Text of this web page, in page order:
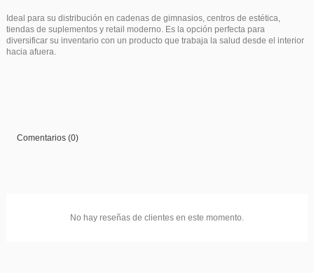
Ideal para su distribución en cadenas de gimnasios, centros de estética,
tiendas de suplementos y retail moderno. Es la opción perfecta para
diversificar su inventario con un producto que trabaja la salud desde el interior
hacia afuera.
Comentarios (0)
No hay reseñas de clientes en este momento.